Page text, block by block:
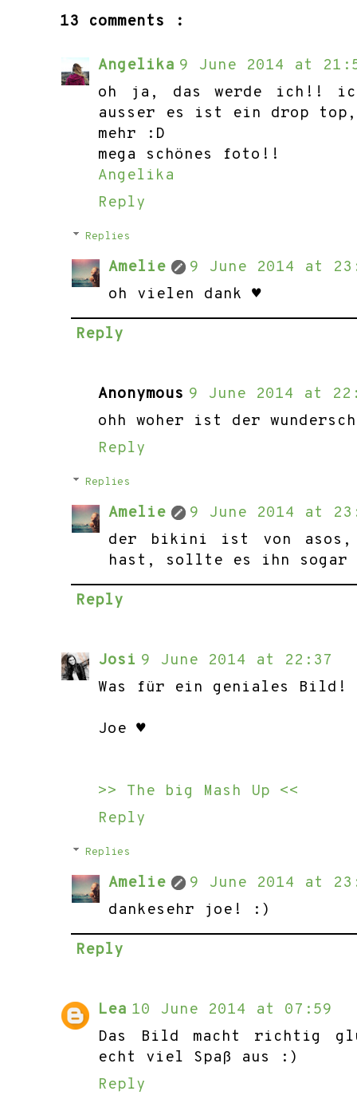
13 comments :
Angelika 9 June 2014 at
oh ja, das werde ich!!
ausser es ist ein drop
mehr :D
mega schönes foto!!
Angelika
Reply
Replies
Amelie
9 June 2014 at
oh vielen dank ♥
Reply
Anonymous 9 June 2014 at
ohh woher ist der
Reply
Replies
Amelie
9 June 2014 at
der bikini ist von asos,
hast, sollte es ihn sogar
Reply
Josi 9 June 2014 at 22:37
Was für ein geniales Bild!
Joe ♥
>> The big Mash Up <<
Reply
Replies
Amelie
9 June 2014 at
dankesehr joe! :)
Reply
Lea 10 June 2014 at 07:59
Das Bild macht richtig
echt viel Spaß aus :)
Reply